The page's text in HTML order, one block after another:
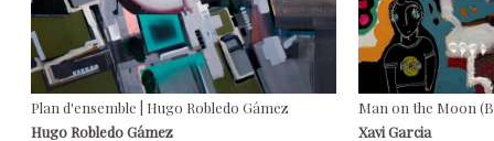
Plan d'ensemble | Hugo Robledo Gámez
Hugo Robledo Gámez
Man on the Moon
Xavi Garcia